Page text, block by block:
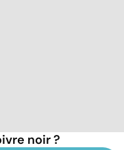
noir ?